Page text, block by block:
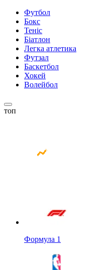
Футбол
Бокс
Теніс
Біатлон
Легка атлетика
Футзал
Баскетбол
Хокей
Волейбол
топ
Формула 1